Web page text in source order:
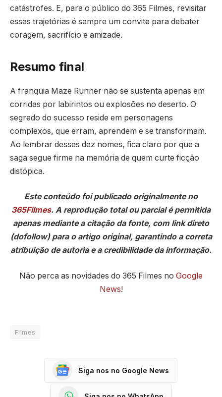
catástrofes. E, para o público do 365 Filmes, revisitar
essas trajetórias é sempre um convite para debater
coragem, sacrifício e amizade.
Resumo final
A franquia Maze Runner não se sustenta apenas em
corridas por labirintos ou explosões no deserto. O
segredo do sucesso reside em personagens
complexos, que erram, aprendem e se transformam.
Ao lembrar desses dez nomes, fica claro por que a
saga segue firme na memória de quem curte ficção
distópica.
Este conteúdo foi publicado originalmente no
365Filmes. A reprodução total ou parcial é permitida
apenas mediante a citação da fonte, com link direto
(dofollow) para o artigo original, garantindo a correta
atribuição de autoria e a credibilidade da informação.
Não perca as novidades do 365 Filmes no Google
News!
Filmes
Siga nos no Google News